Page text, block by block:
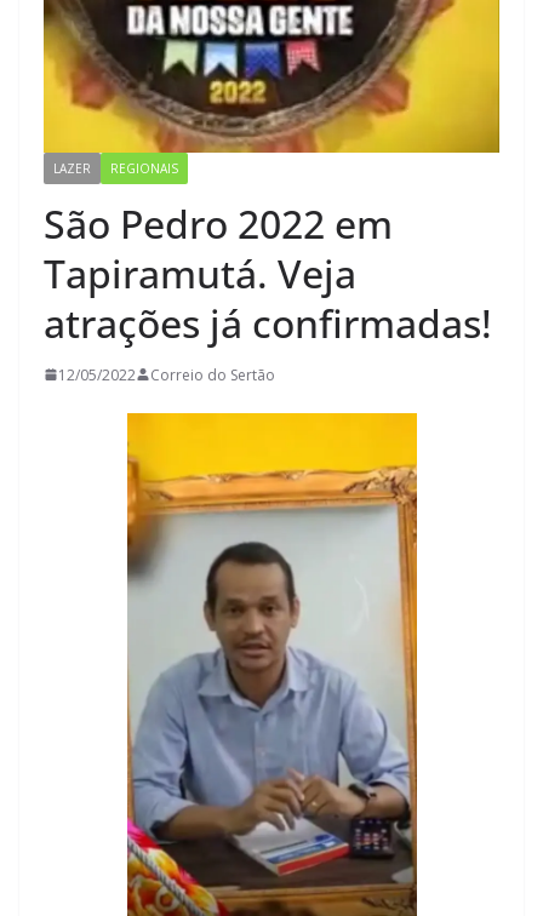
LAZER REGIONAIS
São Pedro 2022 em
Tapiramutá. Veja
atrações já confirmadas!
12/05/2022 Correio do Sertão